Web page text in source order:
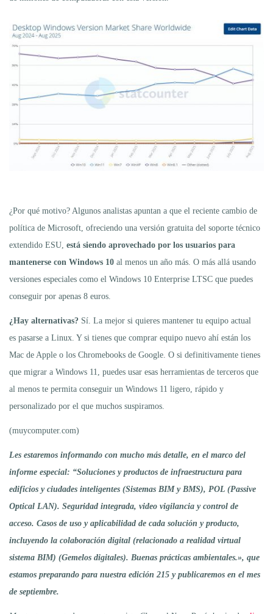
¿Por qué motivo? Algunos analistas apuntan a que el reciente cambio de
política de Microsoft, ofreciendo una versión gratuita del soporte técnico
extendido ESU, está siendo aprovechado por los usuarios para
mantenerse con Windows 10 al menos un año más. O más allá usando
versiones especiales como el Windows 10 Enterprise LTSC que puedes
conseguir por apenas 8 euros.
¿Hay alternativas? Sí. La mejor si quieres mantener tu equipo actual
es pasarse a Linux. Y si tienes que comprar equipo nuevo ahí están los
Mac de Apple o los Chromebooks de Google. O si definitivamente tienes
que migrar a Windows 11, puedes usar esas herramientas de terceros que
al menos te permita conseguir un Windows 11 ligero, rápido y
personalizado por el que muchos suspiramos.
(muycomputer.com)
Les estaremos informando con mucho más detalle, en el marco del
informe especial: “Soluciones y productos de infraestructura para
edificios y ciudades inteligentes (Sistemas BIM y BMS), POL (Passive
Optical LAN). Seguridad integrada, video vigilancia y control de
acceso. Casos de uso y aplicabilidad de cada solución y producto,
incluyendo la colaboración digital (relacionado a realidad virtual
sistema BIM) (Gemelos digitales). Buenas prácticas ambientales.», que
estamos preparando para nuestra edición 215 y publicaremos en el mes
de septiembre.